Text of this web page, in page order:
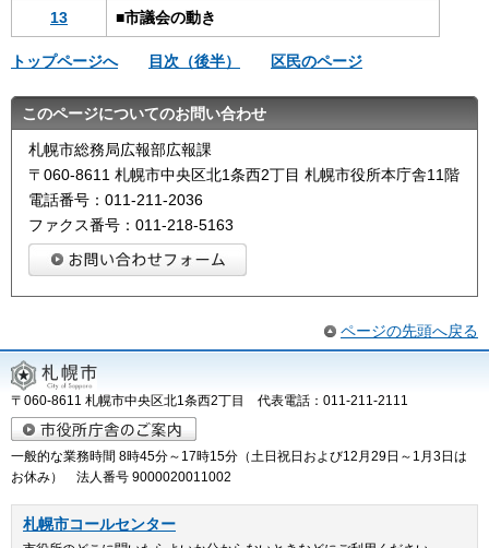
13 ■市議会の動き
トップページへ 目次（後半） 区民のページ
このページについてのお問い合わせ
札幌市総務局広報部広報課
〒060-8611 札幌市中央区北1条西2丁目 札幌市役所本庁舎11階
電話番号：011-211-2036
ファクス番号：011-218-5163
ページの先頭へ戻る
〒060-8611 札幌市中央区北1条西2丁目 代表電話：011-211-2111
一般的な業務時間 8時45分～17時15分（土日祝日および12月29日～1月3日は
お休み） 法人番号 9000020011002
札幌市コールセンター